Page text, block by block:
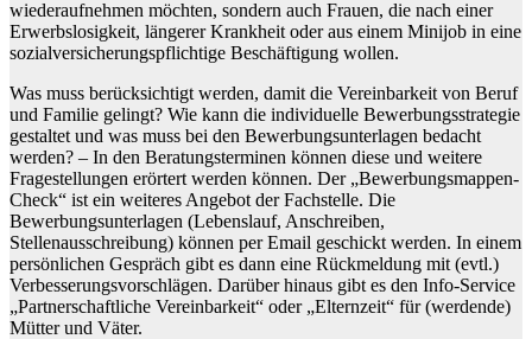
wiederaufnehmen möchten, sondern auch Frauen, die nach einer
Erwerbslosigkeit, längerer Krankheit oder aus einem Minijob in eine
sozialversicherungspflichtige Beschäftigung wollen.
Was muss berücksichtigt werden, damit die Vereinbarkeit von Beruf
und Familie gelingt? Wie kann die individuelle Bewerbungsstrategie
gestaltet und was muss bei den Bewerbungsunterlagen bedacht
werden? – In den Beratungsterminen können diese und weitere
Fragestellungen erörtert werden können. Der „Bewerbungsmappen-
Check“ ist ein weiteres Angebot der Fachstelle. Die
Bewerbungsunterlagen (Lebenslauf, Anschreiben,
Stellenausschreibung) können per Email geschickt werden. In einem
persönlichen Gespräch gibt es dann eine Rückmeldung mit (evtl.)
Verbesserungsvorschlägen. Darüber hinaus gibt es den Info-Service
„Partnerschaftliche Vereinbarkeit“ oder „Elternzeit“ für (werdende)
Mütter und Väter.